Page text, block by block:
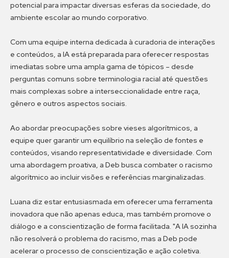
potencial para impactar diversas esferas da sociedade, do
ambiente escolar ao mundo corporativo.
Com uma equipe interna dedicada à curadoria de interações
e conteúdos, a IA está preparada para oferecer respostas
imediatas sobre uma ampla gama de tópicos – desde
perguntas comuns sobre terminologia racial até questões
mais complexas sobre a interseccionalidade entre raça,
gênero e outros aspectos sociais.
Ao abordar preocupações sobre vieses algorítmicos, a
equipe quer garantir um equilíbrio na seleção de fontes e
conteúdos, visando representatividade e diversidade. Com
uma abordagem proativa, a Deb busca combater o racismo
algorítmico ao incluir visões e referências marginalizadas.
Luana diz estar entusiasmada em oferecer uma ferramenta
inovadora que não apenas educa, mas também promove o
diálogo e a conscientização de forma facilitada. "A IA sozinha
não resolverá o problema do racismo, mas a Deb pode
acelerar o processo de conscientização e ação coletiva.